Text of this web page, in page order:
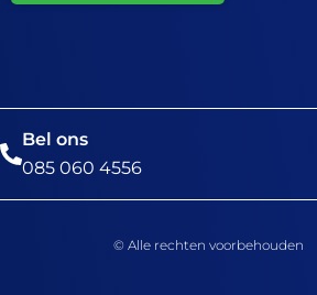
Bel ons
085 060 4556
© Alle rechten voorbehouden